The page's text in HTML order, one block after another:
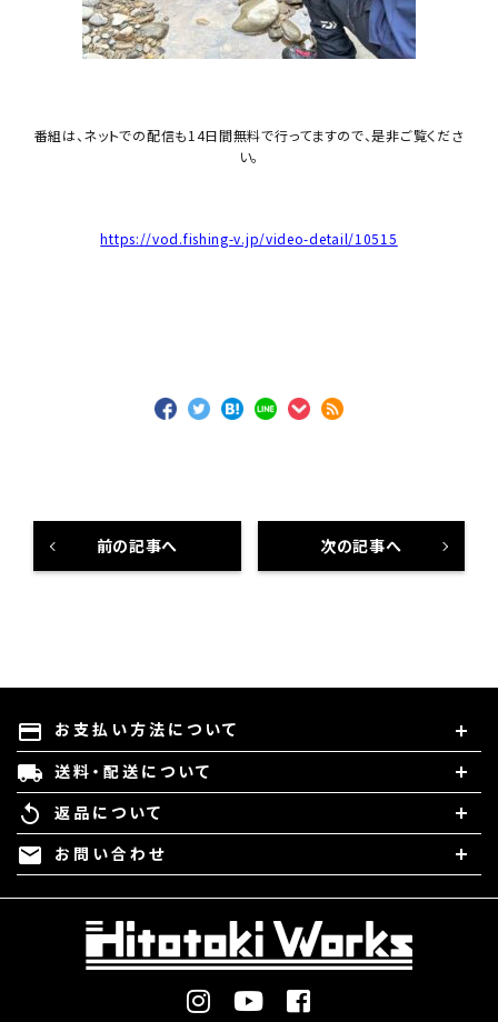
番組は、ネットでの配信も14日間無料で行ってますので、是非ご覧くださ
い。
https://vod.fishing-v.jp/video-detail/10515
前の記事へ 次の記事へ
payment お支払い方法について
local_shipping 送料・配送について
replay 返品について
mail お問い合わせ